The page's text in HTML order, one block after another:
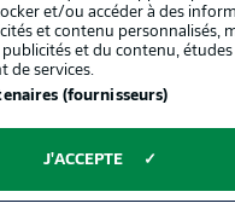
et/ou accéder à des
et contenu personnalisés,
et du contenu, études
de services.
(fournisseurs)
J'ACCEPTE